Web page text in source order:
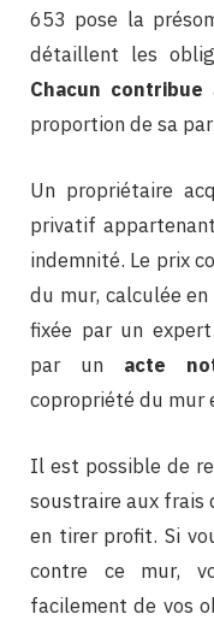
653 pose la
détaillent les
Chacun contribue
proportion de sa
Un propriétaire
privatif
indemnité. Le prix
du mur, calculée
fixée par un
par un acte
copropriété du mur
Il est possible de
soustraire aux frais
en tirer profit. Si
contre ce mur,
facilement de vos